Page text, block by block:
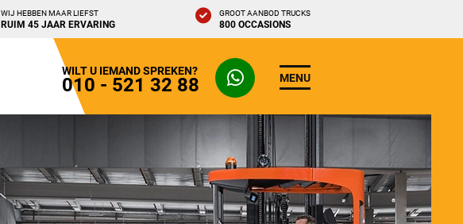
WIJ HEBBEN MAAR LIEFST
RUIM 45 JAAR ERVARING
GROOT AANBOD TRUCKS
800 OCCASIONS
WILT U IEMAND SPREKEN?
010 - 521 32 88 MENU